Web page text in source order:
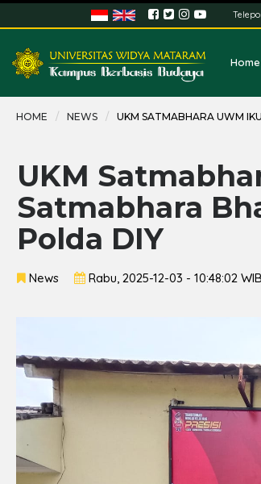
Home
HOME NEWS UKM SATMABHARA UWM
UKM
Satmabhara
Polda DIY
News Rabu, 2025-12-03 - 10:48:02 WIB